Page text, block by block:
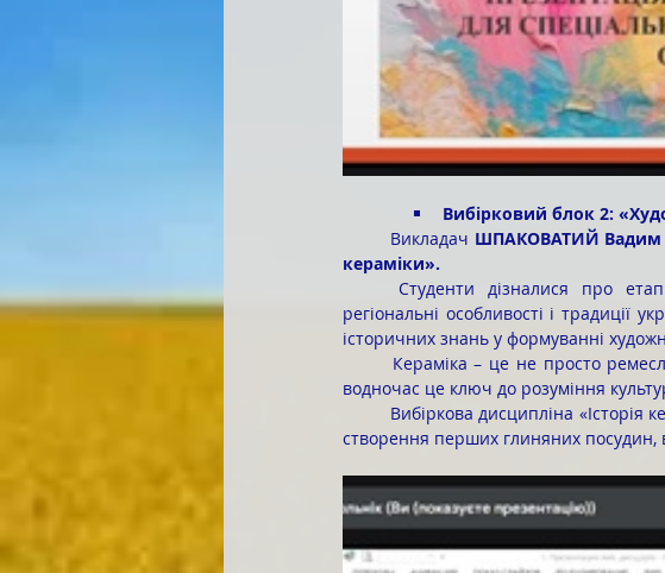
Вибірковий блок 2:
	Викладач
ШПАКОВАТИЙ Вадим
кераміки».
регіональні особливості і традиції
історичних знань у формуванні
водночас це ключ до розуміння
створення перших глиняних посудин,